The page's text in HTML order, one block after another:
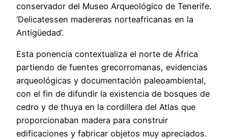
conservador del Museo Arqueológico de Tenerife.
‘Delicatessen madereras norteafricanas en la
Antigüedad’.
Esta ponencia contextualiza el norte de África
partiendo de fuentes grecorromanas, evidencias
arqueológicas y documentación paleoambiental,
con el fin de difundir la existencia de bosques de
cedro y de thuya en la cordillera del Atlas que
proporcionaban madera para construir
edificaciones y fabricar objetos muy apreciados.